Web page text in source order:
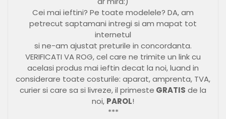
Cei mai ieftini? Pe toate modelele? DA, am
petrecut saptamani intregi si am mapat tot
internetul
si ne-am ajustat preturile in concordanta.
VERIFICATI VA ROG, cel care ne trimite un link cu
acelasi produs mai ieftin decat la noi, luand in
considerare toate costurile: aparat, amprenta, TVA,
curier si care sa si livreze, il primeste GRATIS de la
noi, PAROL!
***